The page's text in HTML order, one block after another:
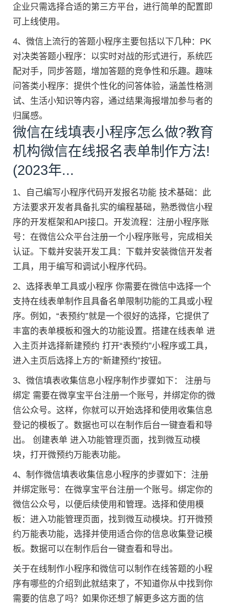
企业只需选择合适的第三方平台，进行简单的配置即
可上线使用。
4、微信上流行的答题小程序主要包括以下几种：PK
对决类答题小程序：以实时对战的形式进行，系统匹
配对手，同步答题，增加答题的竞争性和乐趣。趣味
问答类小程序：提供个性化的问答体验，涵盖性格测
试、生活小知识等内容，通过结果海报增加参与者的
归属感。
微信在线填表小程序怎么做?教育
机构微信在线报名表单制作方法!
(2023年...
1、自己编写小程序代码开发报名功能 技术基础：此
方法要求开发者具备扎实的编程基础，熟悉微信小程
序的开发框架和API接口。开发流程：注册小程序账
号：在微信公众平台注册一个小程序账号，完成相关
认证。下载并安装开发工具：下载并安装微信开发者
工具，用于编写和调试小程序代码。
2、选择表单工具或小程序 你需要在微信中选择一个
支持在线表单制作且具备名单限制功能的工具或小程
序。例如，“表预约”就是一个很好的选择，它提供了
丰富的表单模板和强大的功能设置。搭建在线表单 进
入主页并选择新建预约 打开“表预约”小程序或工具，
进入主页后选择上方的“新建预约”按钮。
3、微信填表收集信息小程序制作步骤如下： 注册与
绑定 需要在微享宝平台注册一个账号，并绑定你的微
信公众号。这样，你就可以开始选择和使用收集信息
登记的模板了。数据也可以在制作后台一键查看和导
出。 创建表单 进入功能管理页面，找到微互动模
块，打开微预约万能表功能。
4、制作微信填表收集信息小程序的步骤如下：注册
并绑定账号：在微享宝平台注册一个账号。绑定你的
微信公众号，以便后续使用和管理。选择和使用模
板：进入功能管理页面，找到微互动模块。打开微预
约万能表功能，选择并使用适合你的信息收集登记模
板。数据可以在制作后台一键查看和导出。
关于在线制作小程序和微信可以制作在线答题的小程
序有哪些的介绍到此就结束了，不知道你从中找到你
需要的信息了吗？如果你还想了解更多这方面的信